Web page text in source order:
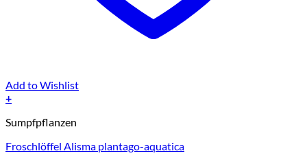
Add to Wishlist
+
Sumpfpflanzen
Froschlöffel Alisma plantago-aquatica